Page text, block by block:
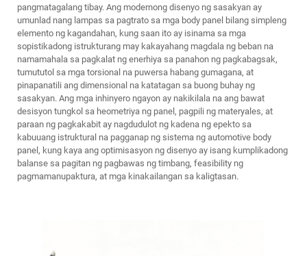
pangmatagalang tibay. Ang modernong disenyo ng sasakyan ay
umunlad nang lampas sa pagtrato sa mga body panel bilang simpleng
elemento ng kagandahan, kung saan ito ay isinama sa mga
sopistikadong istrukturang may kakayahang magdala ng beban na
namamahala sa pagkalat ng enerhiya sa panahon ng pagkabagsak,
tumututol sa mga torsional na puwersa habang gumagana, at
pinapanatili ang dimensional na katatagan sa buong buhay ng
sasakyan. Ang mga inhinyero ngayon ay nakikilala na ang bawat
desisyon tungkol sa heometriya ng panel, pagpili ng materyales, at
paraan ng pagkakabit ay nagdudulot ng kadena ng epekto sa
kabuuang istruktural na pagganap ng sistema ng automotive body
panel, kung kaya ang optimisasyon ng disenyo ay isang kumplikadong
balanse sa pagitan ng pagbawas ng timbang, feasibility ng
pagmamanupaktura, at mga kinakailangan sa kaligtasan.